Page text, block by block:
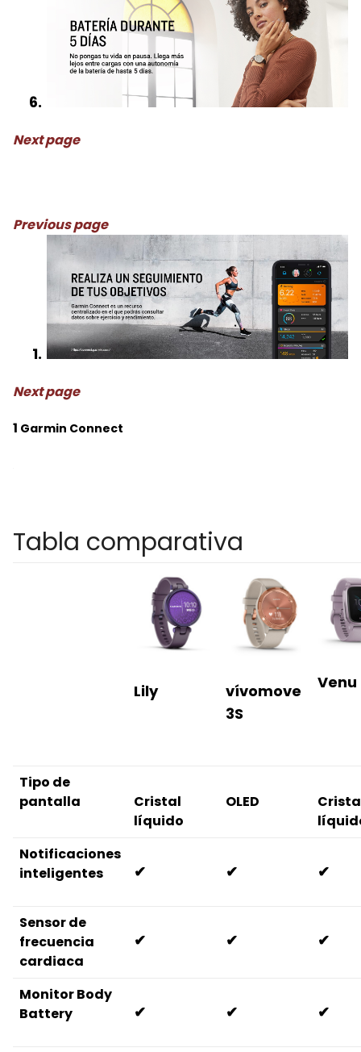
Next page
Previous page
Next page
1 Garmin Connect
Tabla comparativa
Lily
vívomove
3S
Venu
Tipo de
pantalla
Cristal
líquido
OLED
Notificaciones
inteligentes
✔ ✔ ✔
Sensor de
frecuencia
cardiaca
✔ ✔ ✔
Monitor Body
Battery
✔ ✔ ✔